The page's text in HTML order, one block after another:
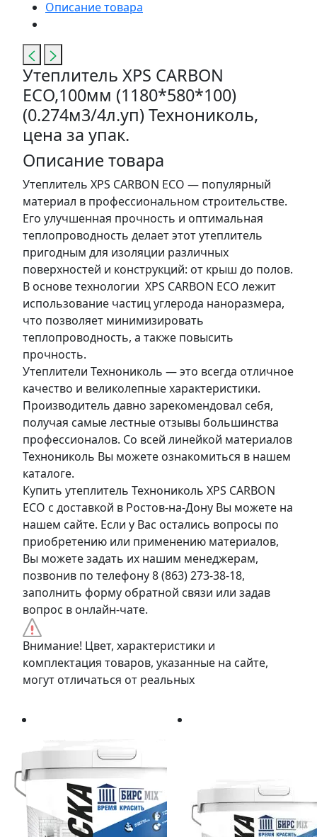
Описание товара
Утеплитель XPS CARBON
ECO,100мм (1180*580*100)
(0.274м3/4л.уп) Технониколь,
цена за упак.
Описание товара
Утеплитель XPS CARBON ECO — популярный
материал в профессиональном строительстве.
Его улучшенная прочность и оптимальная
теплопроводность делает этот утеплитель
пригодным для изоляции различных
поверхностей и конструкций: от крыш до полов.
В основе технологии XPS CARBON ECO лежит
использование частиц углерода наноразмера,
что позволяет минимизировать
теплопроводность, а также повысить
прочность.
Утеплители Технониколь — это всегда отличное
качество и великолепные характеристики.
Производитель давно зарекомендовал себя,
получая самые лестные отзывы большинства
профессионалов. Со всей линейкой материалов
Технониколь Вы можете ознакомиться в нашем
каталоге.
Купить утеплитель Технониколь XPS CARBON
ECO с доставкой в Ростов-на-Дону Вы можете на
нашем сайте. Если у Вас остались вопросы по
приобретению или применению материалов,
Вы можете задать их нашим менеджерам,
позвонив по телефону 8 (863) 273-38-18,
заполнить форму обратной связи или задав
вопрос в онлайн-чате.
Внимание! Цвет, характеристики и
комплектация товаров, указанные на сайте,
могут отличаться от реальных